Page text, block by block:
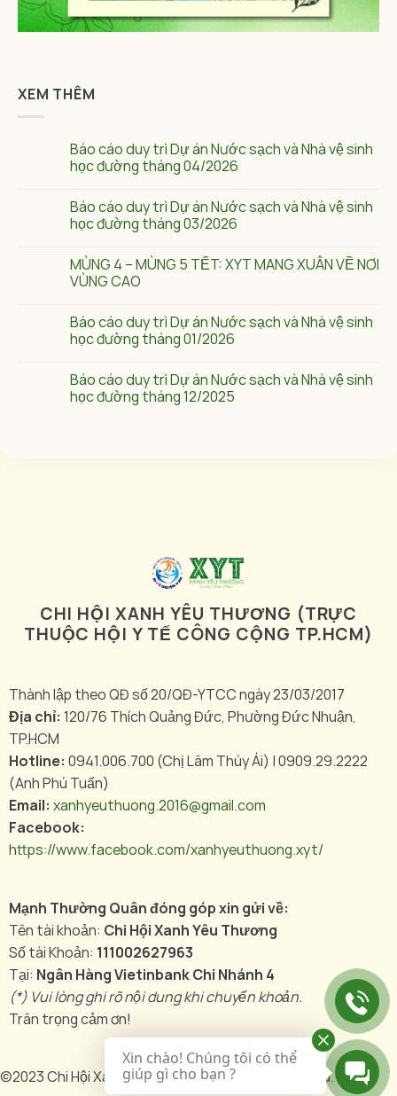
XEM THÊM
Báo cáo duy trì Dự án Nước sạch và Nhà vệ sinh
học đường tháng 04/2026
Báo cáo duy trì Dự án Nước sạch và Nhà vệ sinh
học đường tháng 03/2026
MÙNG 4 – MÙNG 5 TẾT: XYT MANG XUÂN VỀ NƠI
VÙNG CAO
Báo cáo duy trì Dự án Nước sạch và Nhà vệ sinh
học đường tháng 01/2026
Báo cáo duy trì Dự án Nước sạch và Nhà vệ sinh
học đường tháng 12/2025
CHI HỘI XANH YÊU THƯƠNG (TRỰC
THUỘC HỘI Y TẾ CÔNG CỘNG TP.HCM)
Thành lập theo QĐ số 20/QĐ-YTCC ngày 23/03/2017
Địa chỉ: 120/76 Thích Quảng Đức, Phường Đức Nhuận,
TP.HCM
Hotline: 0941.006.700 (Chị Lâm Thúy Ái) | 0909.29.2222
(Anh Phú Tuấn)
Email: xanhyeuthuong.2016@gmail.com
Facebook:
https://www.facebook.com/xanhyeuthuong.xyt/
Mạnh Thường Quân đóng góp xin gửi về:
Tên tài khoản: Chi Hội Xanh Yêu Thương
Số tài Khoản: 111002627963
Tại: Ngân Hàng Vietinbank Chi Nhánh 4
(*) Vui lòng ghi rõ nội dung khi chuyển khoản.
Trân trọng cảm ơn!
©2023 Chi Hội Xanh Yêu Thương , All rights reserved.
Xin chào! Chúng tôi có thể
giúp gì cho bạn ?